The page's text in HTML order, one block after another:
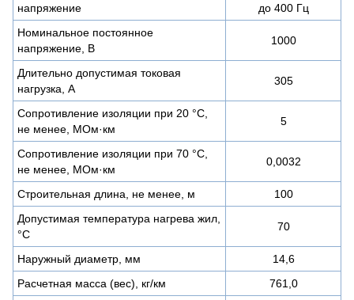
напряжение
до 400 Гц
Номинальное постоянное
напряжение, В
1000
Длительно допустимая токовая
нагрузка, А
305
Сопротивление изоляции при 20 °С,
не менее, МОм·км
5
Сопротивление изоляции при 70 °С,
не менее, МОм·км
0,0032
Строительная длина, не менее, м
100
Допустимая температура нагрева жил,
°C
70
Наружный диаметр, мм
14,6
Расчетная масса (вес), кг/км
761,0